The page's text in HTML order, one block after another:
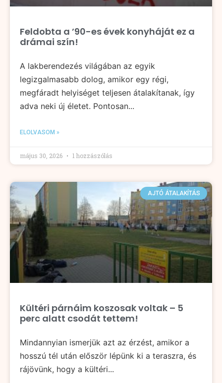
Feldobta a ’90-es évek konyháját ez a
drámai szín!
A lakberendezés világában az egyik
legizgalmasabb dolog, amikor egy régi,
megfáradt helyiséget teljesen átalakítanak, így
adva neki új életet. Pontosan...
ELOLVASOM »
május 30, 2026 1 hozzászólás
AJTÓ ÁTALAKÍTÁS
Kültéri párnáim koszosak voltak – 5
perc alatt csodát tettem!
Mindannyian ismerjük azt az érzést, amikor a
hosszú tél után először lépünk ki a teraszra, és
rájövünk, hogy a kültéri...